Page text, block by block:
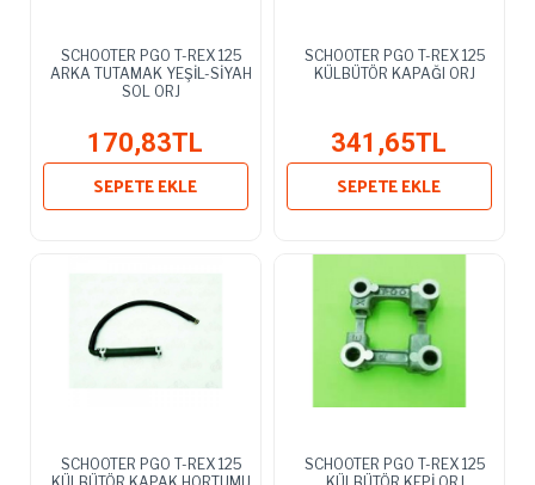
SCHOOTER PGO T-REX 125
ARKA TUTAMAK YEŞİL-SİYAH
SOL ORJ
170,83TL
SEPETE EKLE
SCHOOTER PGO T-REX 125
KÜLBÜTÖR KAPAĞI ORJ
341,65TL
SEPETE EKLE
SCHOOTER PGO T-REX 125
SCHOOTER PGO T-REX 125